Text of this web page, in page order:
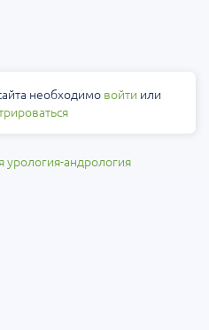
необходимо войти или
урология-андрология